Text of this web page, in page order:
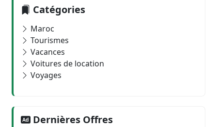
Catégories
Maroc
Tourismes
Vacances
Voitures de location
Voyages
Dernières Offres